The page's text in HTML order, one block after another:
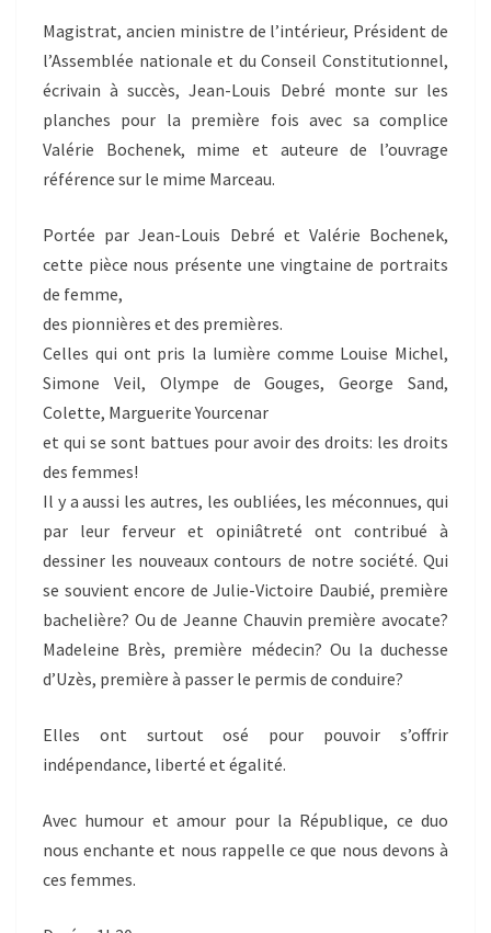
Magistrat, ancien ministre de l’intérieur, Président de
l’Assemblée nationale et du Conseil Constitutionnel,
écrivain à succès, Jean-Louis Debré monte sur les
planches pour la première fois avec sa complice
Valérie Bochenek, mime et auteure de l’ouvrage
référence sur le mime Marceau.
Portée par Jean-Louis Debré et Valérie Bochenek,
cette pièce nous présente une vingtaine de portraits
de femme,
des pionnières et des premières.
Celles qui ont pris la lumière comme Louise Michel,
Simone Veil, Olympe de Gouges, George Sand,
Colette, Marguerite Yourcenar
et qui se sont battues pour avoir des droits: les droits
des femmes!
Il y a aussi les autres, les oubliées, les méconnues, qui
par leur ferveur et opiniâtreté ont contribué à
dessiner les nouveaux contours de notre société. Qui
se souvient encore de Julie-Victoire Daubié, première
bachelière? Ou de Jeanne Chauvin première avocate?
Madeleine Brès, première médecin? Ou la duchesse
d’Uzès, première à passer le permis de conduire?
Elles ont surtout osé pour pouvoir s’offrir
indépendance, liberté et égalité.
Avec humour et amour pour la République, ce duo
nous enchante et nous rappelle ce que nous devons à
ces femmes.